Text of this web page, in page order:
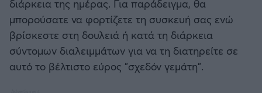
διάρκεια της ημέρας. Για παράδειγμα, θα
μπορούσατε να φορτίζετε τη συσκευή σας ενώ
βρίσκεστε στη δουλειά ή κατά τη διάρκεια
σύντομων διαλειμμάτων για να τη διατηρείτε σε
αυτό το βέλτιστο εύρος "σχεδόν γεμάτη".